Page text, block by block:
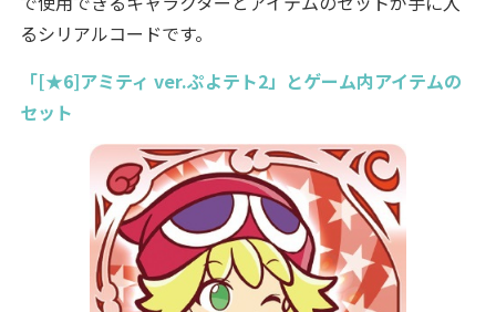
るシリアルコードです。
「[★6]アミティ ver.ぷよテト2」とゲーム内アイテムの
セット